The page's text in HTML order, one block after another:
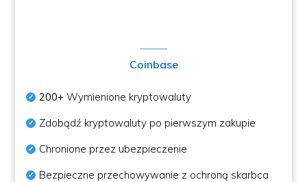
Coinbase
200+ Wymienione kryptowaluty
Zdobądź kryptowaluty po pierwszym zakupie
Chronione przez ubezpieczenie
Bezpieczne przechowywanie z ochroną skarbca